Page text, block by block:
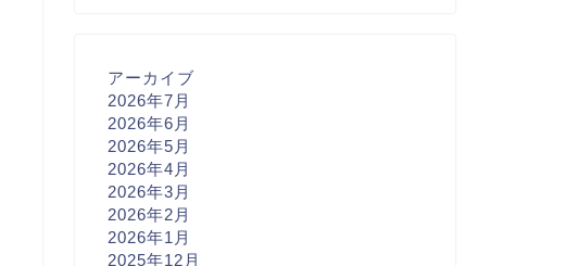
アーカイブ
2026年7月
2026年6月
2026年5月
2026年4月
2026年3月
2026年2月
2026年1月
2025年12月